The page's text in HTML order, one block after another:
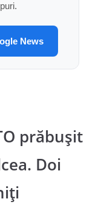
News
prăbușit
Doi